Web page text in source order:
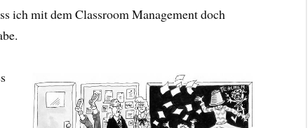
ich mit dem Classroom Management doch